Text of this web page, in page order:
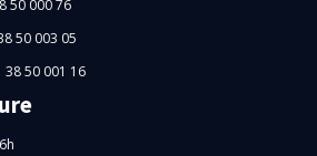
50 000 76
50 003 05
38 50 001 16